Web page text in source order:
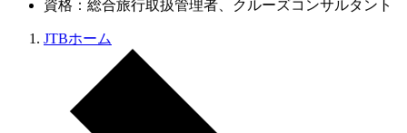
資格：総合旅行取扱管理者、クルーズコンサルタント
JTBホーム